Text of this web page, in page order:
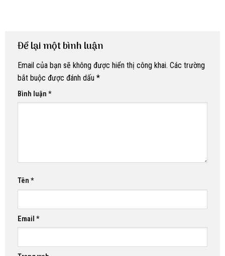
Để lại một bình luận
Email của bạn sẽ không được hiển thị công khai. Các trường
bắt buộc được đánh dấu *
Bình luận *
Tên *
Email *